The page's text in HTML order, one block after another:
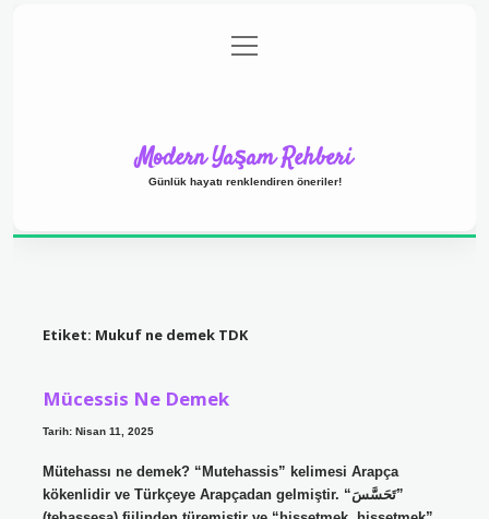
Gizlilik Politikası
menüyü
aç
Modern Yaşam Rehberi
Günlük hayatı renklendiren öneriler!
Etiket: Mukuf ne demek TDK
Mücessis Ne Demek
Tarih: Nisan 11, 2025
Mütehassı ne demek? “Mutehassis” kelimesi Arapça
kökenlidir ve Türkçeye Arapçadan gelmiştir. “تَحَسَّسَ”